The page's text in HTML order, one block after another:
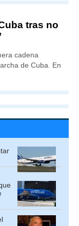
tras no
cadena
de Cuba. En